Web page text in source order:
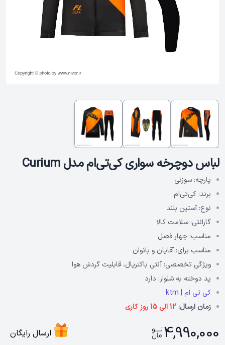
لباس دوچرخه سواری کی‌تی‌ام مدل Curium
پارچه: سوزنی
برند: کی‌تی‌ام
نوع: آستین بلند
گارانتی: سلامت کالا
مناسب: چهار فصل
مناسب برای: آقایان و بانوان
ویژگی تخصصی: آنتی باکتریال، قابلیت گردش هوا
پد دوخته به شلوار: دارد
کی تی ام | ktm
زمان ارسال:12 الی 15 روز کاری
4,990,000 ارسال رایگان